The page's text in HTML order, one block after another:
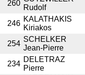
260
Rudolf
246
KALATHAKIS
Kiriakos
254
SCHELKER
Jean-Pierre
234
DELETRAZ
Pierre